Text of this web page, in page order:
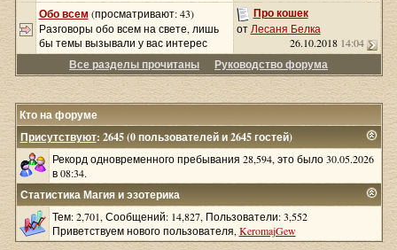
Обо всем (просматривают: 43)
Разговоры обо всем на свете, лишь
бы темы вызывали у вас интерес
Про кошек
отЛесаня Белка
26.10.2018 14:04
Все разделы прочитаны Руководство форума
Кто на форуме
Присутствуют: 2645 (0 пользователей и 2645 гостей)
Рекорд одновременного пребывания 28,594, это было 30.05.2026
в 08:34.
Статистика Магия и эзотерика
Тем: 2,701, Сообщений: 14,827, Пользователи: 3,552
Приветствуем нового пользователя, KeromajGew